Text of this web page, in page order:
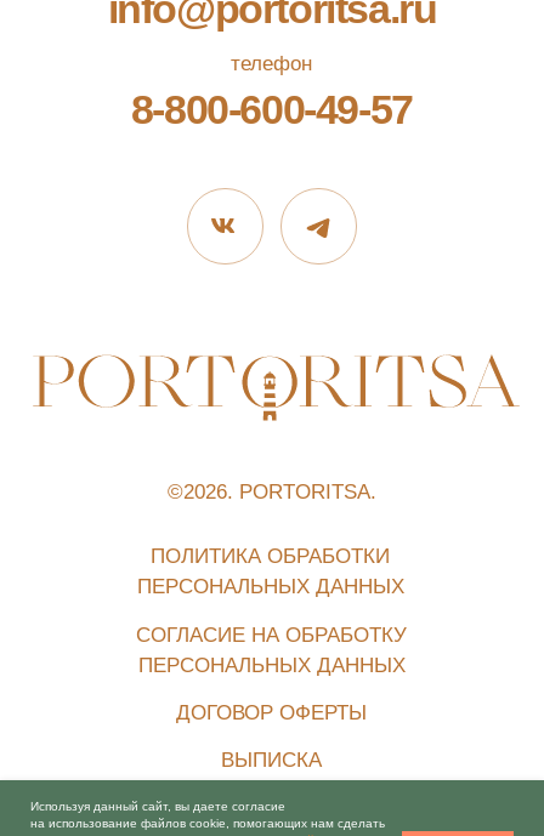
Используя данный сайт, вы даете согласие
на использование файлов cookie, помогающих нам сделать